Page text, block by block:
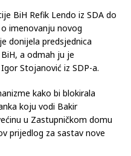
je 50 od 98 zastupnika
BiH Refik Lendo iz SDA do
imenovanju novog
a odmah ju je
Stojanović iz SDP-a.
kako bi blokirala
koju vodi Bakir